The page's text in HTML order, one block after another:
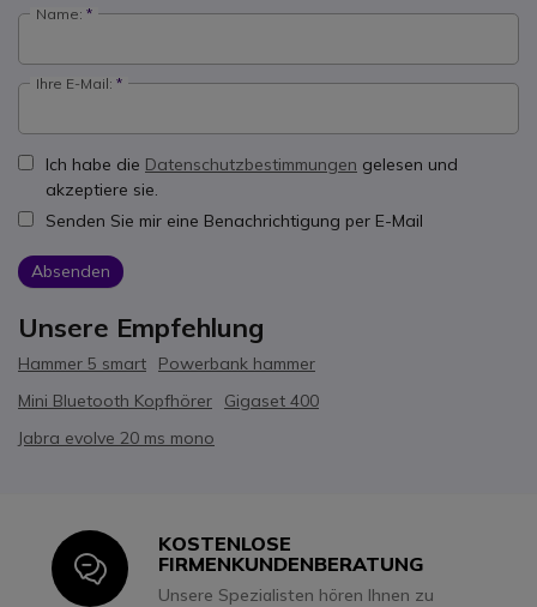
Name:
Ihre E-Mail:
Ich habe die Datenschutzbestimmungen gelesen und
akzeptiere sie.
Senden Sie mir eine Benachrichtigung per E-Mail
Absenden
Unsere Empfehlung
Hammer 5 smart
Powerbank hammer
Mini Bluetooth Kopfhörer
Gigaset 400
Jabra evolve 20 ms mono
Icon
KOSTENLOSE
FIRMENKUNDENBERATUNG
Unsere Spezialisten hören Ihnen zu